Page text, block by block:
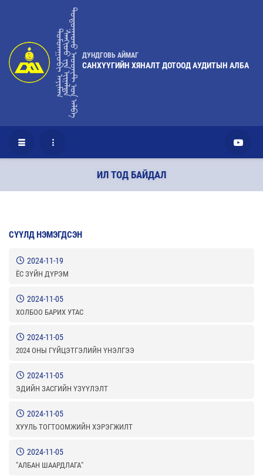
ᠳᠤᠮᠳᠠᠭᠣᠪᠢ ᠠᠶᠢᠮᠠᠭᠰᠠᠩᢈᠦᠦ ᠶ᠋ᠢᠨ ᢈᠢᠨᠠᠯᠲᠠᠳᠣᠲᠤᠭᠠᠳᠤ ᠠᠦᠳᠢᠲ ᠤ᠋ᠨ ᠠᠯᠪᠠ ДУНДГОВЬ АЙМАГ
САНХҮҮГИЙН ХЯНАЛТ ДОТООД АУДИТЫН АЛБА
ИЛ ТОД БАЙДАЛ
СҮҮЛД НЭМЭГДСЭН
2024-11-19
ЁС ЗҮЙН ДҮРЭМ
2024-11-05
ХОЛБОО БАРИХ УТАС
2024-11-05
2024 ОНЫ ГҮЙЦЭТГЭЛИЙН ҮНЭЛГЭЭ
2024-11-05
ЭДИЙН ЗАСГИЙН ҮЗҮҮЛЭЛТ
2024-11-05
ХУУЛЬ ТОГТООМЖИЙН ХЭРЭГЖИЛТ
2024-11-05
"АЛБАН ШААРДЛАГА"